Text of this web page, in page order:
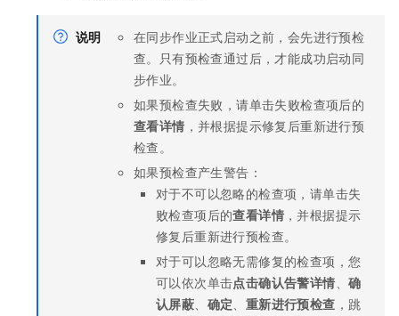
说明
在同步作业正式启动之前，会先进行预检
查。只有预检查通过后，才能成功启动同
步作业。
如果预检查失败，请单击失败检查项后的
查看详情 ，并根据提示修复后重新进行预
检查。
如果预检查产生警告：
对于不可以忽略的检查项，请单击失
败检查项后的查看详情 ，并根据提示
修复后重新进行预检查。
对于可以忽略无需修复的检查项，您
可以依次单击点击确认告警详情 、确
认屏蔽
确定 重新进行预检查 ，跳